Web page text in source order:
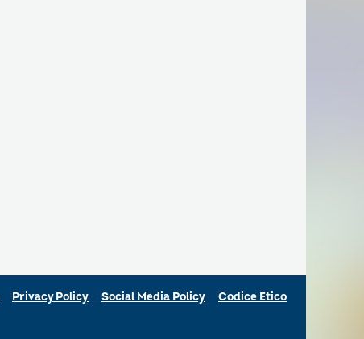
Privacy Policy Social Media Policy Codice Etico